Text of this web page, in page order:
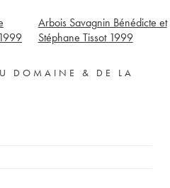
1999
Arbois Savagnin Bénédicte et
Stéphane Tissot 1999
DOMAINE & DE LA